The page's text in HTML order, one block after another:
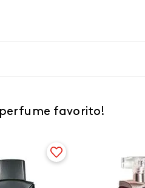
favorito!